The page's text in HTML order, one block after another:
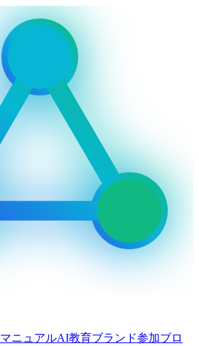
マニュアルAI教育ブランド参加ブロ